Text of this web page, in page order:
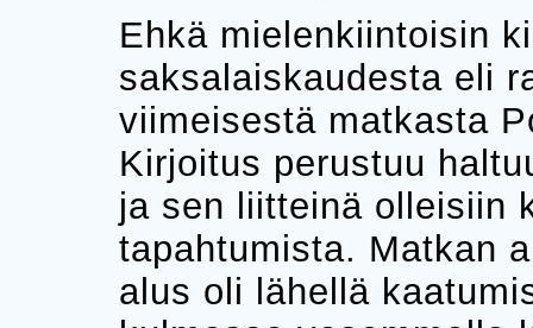
Ehkä mielenkiintoisin
saksalaiskaudesta eli
viimeisestä matkasta
Kirjoitus perustuu
ja sen liitteinä olleisiin
tapahtumista. Matkan
alus oli lähellä